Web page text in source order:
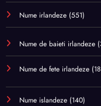
Nume irlandeze (551)
Nume de baieti irlandeze
Nume de fete irlandeze
Nume islandeze (140)